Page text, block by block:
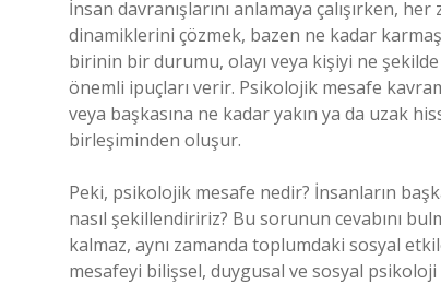
İnsan davranışlarını anlamaya çalışırken,
dinamiklerini çözmek, bazen ne kadar
birinin bir durumu, olayı veya kişiyi ne şekilde
önemli ipuçları verir. Psikolojik mesafe
veya başkasına ne kadar yakın ya da uzak
birleşiminden oluşur.
Peki, psikolojik mesafe nedir? İnsanların
nasıl şekillendiririz? Bu sorunun cevabını
kalmaz, aynı zamanda toplumdaki sosyal
mesafeyi bilişsel, duygusal ve sosyal